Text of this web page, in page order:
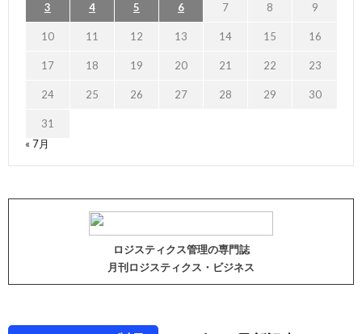
3 4 5 6 7 8 9
10 11 12 13 14 15 16
17 18 19 20 21 22 23
24 25 26 27 28 29 30
31
« 7月
ロジスティクス管理の専門誌
月刊ロジスティクス・ビジネス